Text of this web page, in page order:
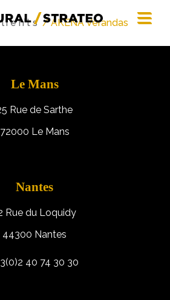
/ AKENA Vérandas
Le Mans
Rue de Sarthe
72000 Le Mans
Nantes
Rue du Loquidy
44300 Nantes
40 74 30 30